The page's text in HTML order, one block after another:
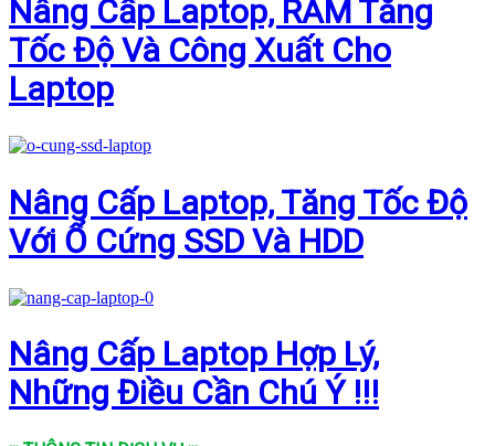
Nâng Cấp Laptop, RAM Tăng
Tốc Độ Và Công Xuất Cho
Laptop
Nâng Cấp Laptop, Tăng Tốc Độ
Với Ổ Cứng SSD Và HDD
Nâng Cấp Laptop Hợp Lý,
Những Điều Cần Chú Ý !!!